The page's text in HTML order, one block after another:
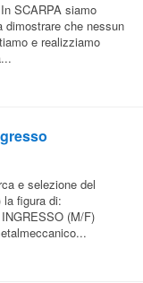
SCARPA siamo
dimostrare che nessun
e realizziamo
e selezione del
la figura di:
(M/F)